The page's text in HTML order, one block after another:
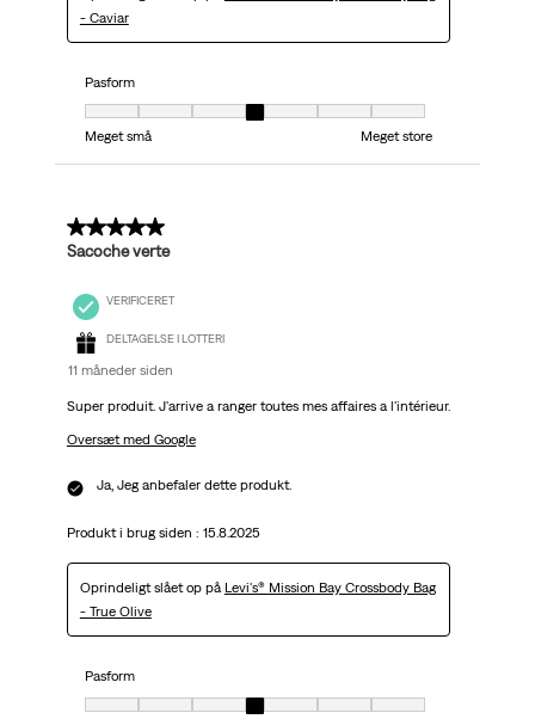
- Caviar
Pasform
Pasform, 4 ud af 7, hvor 1 er lig med Meget små og 7 er lig med Meget
Meget små
Meget store
5 ud af 5 stjerner.
Sacoche verte
VERIFICERET
DELTAGELSE I LOTTERI
11 måneder siden
Super produit. J'arrive a ranger toutes mes affaires a l'intérieur.
Oversæt med Google
Ja, Jeg anbefaler dette produkt.
Produkt i brug siden : 15.8.2025
Oprindeligt slået op på Levi's® Mission Bay Crossbody Bag
- True Olive
Pasform
Pasform, 4 ud af 7, hvor 1 er lig med Meget små og 7 er lig med Meget